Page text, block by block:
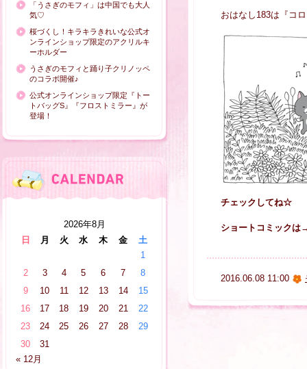
「うさぎのモフィ」は中国でも大人
気♡
桜づくし！キラキラきれいな公式オ
ンラインショップ限定のアクリルキ
ーホルダー
うさぎのモフィと踊り子クリノッペ
のコラボ開催♪
公式オンラインショップ限定『トー
トバッグS』『フロストミラー』が
登場！
2026年8月
日
月 火 水 木 金
土
1
2
3 4 5 6 7
8
9
10 11 12 13 14
15
16
17 18 19 20 21
22
23
24 25 26 27 28
29
30
31
« 12月
おはなし183は『コ
チェックしてね☆
ショートコミック
2016.06.08 11:00